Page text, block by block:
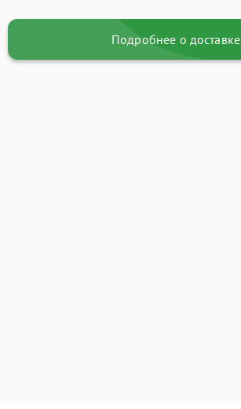
Подробнее о доставке